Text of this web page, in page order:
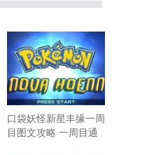
口袋妖怪新星丰缘一周
目图文攻略 一周目通